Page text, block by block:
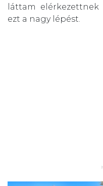
láttam
ezt a nagy lépést.